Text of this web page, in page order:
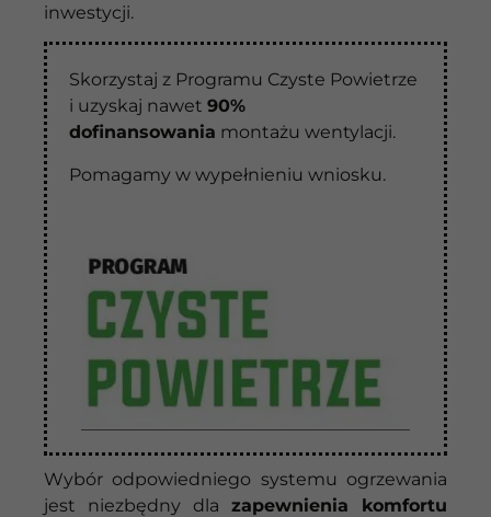
inwestycji.
Skorzystaj z Programu Czyste Powietrze
i uzyskaj nawet 90%
dofinansowania montażu wentylacji.
Pomagamy w wypełnieniu wniosku.
Wybór odpowiedniego systemu ogrzewania
jest niezbędny dla zapewnienia komfortu